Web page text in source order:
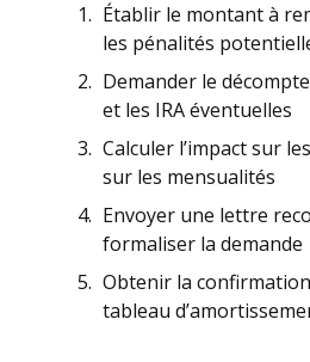
Établir le montant à
les pénalités
Demander le
et les IRA éventuelles
Calculer l’impact sur
sur les mensualités
Envoyer une lettre
formaliser la demande
Obtenir la
tableau